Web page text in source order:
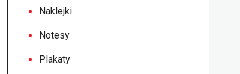
Naklejki
Notesy
Plakaty